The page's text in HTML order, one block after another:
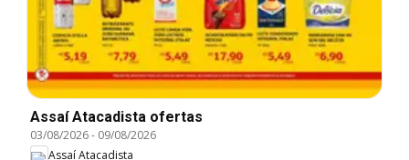
Assaí Atacadista ofertas
03/08/2026- 09/08/2026
Assaí Atacadista